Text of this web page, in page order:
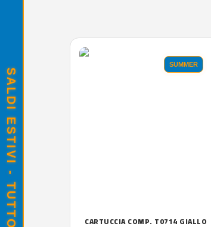
SUMMER
CARTUCCIA COMP. T0714 GIALLO